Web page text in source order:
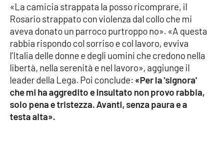
Cronaca
Cultura
Economia e Lavoro
Politica
Sanità
«La camicia strappata la posso ricomprare, il
Rosario strappato con violenza dal collo che mi
aveva donato un parroco purtroppo no». «A questa
rabbia rispondo col sorriso e col lavoro, evviva
l’Italia delle donne e degli uomini che credono nella
libertà, nella serenità e nel lavoro», aggiunge il
leader della Lega. Poi conclude: «Per la 'signora'
che mi ha aggredito e insultato non provo rabbia,
solo pena e tristezza. Avanti, senza paura e a
testa alta».